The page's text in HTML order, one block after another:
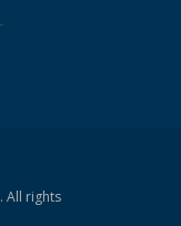
. All rights